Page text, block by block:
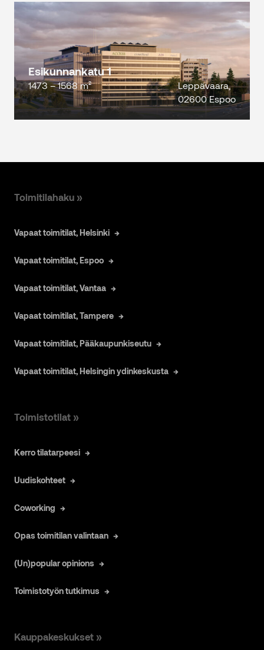
Esikunnankatu 1
1473 – 1568 m²
Leppävaara,
02600 Espoo
Toimitilahaku »
Vapaat toimitilat, Helsinki
Vapaat toimitilat, Espoo
Vapaat toimitilat, Vantaa
Vapaat toimitilat, Tampere
Vapaat toimitilat, Pääkaupunkiseutu
Vapaat toimitilat, Helsingin ydinkeskusta
Toimistotilat »
Kerro tilatarpeesi
Uudiskohteet
Coworking
Opas toimitilan valintaan
(Un)popular opinions
Toimistotyön tutkimus
Kauppakeskukset »